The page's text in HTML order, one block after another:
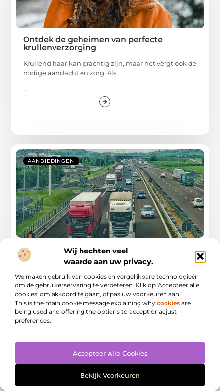
Wij hechten veel
waarde aan uw privacy.
We maken gebruik van cookies en vergelijkbare technologieën
om de gebruikerservaring te verbeteren. Klik op 'Accepteer alle
cookies' om akkoord te gaan, of pas uw voorkeuren aan."
This is the main cookie message explaining why cookies are
being used and offering the options to accept or adjust
preferences.
Accepteer Alle Cookies
Bekijk Voorkeuren
Ontdek de geheimen van perfecte
krullenverzorging
Krullend haar kan prachtig zijn, maar het vergt ook de
nodige aandacht en zorg. Als
...
AANBIEDINGEN
Zwarte spanband: de onmisbare schakel
in veilig transport
Als je regelmatig goederen vervoert, weet je hoe
belangrijk het is om je lading veilig
...